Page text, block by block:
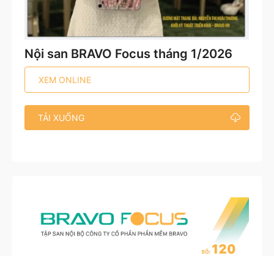
Nội san BRAVO Focus tháng 1/2026
XEM ONLINE
TẢI XUỐNG